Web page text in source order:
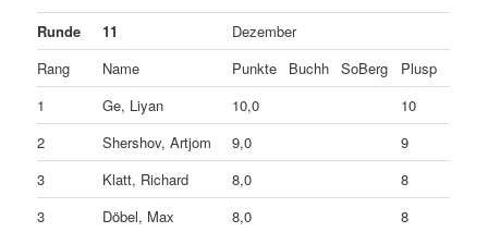
Runde 11
Dezember
Rang
Name Punkte Buchh SoBerg
Plusp
1
Ge, Liyan 10,0
10
2
Shershov, Artjom 9,0
9
3
Klatt, Richard 8,0
8
3
Döbel, Max 8,0
8